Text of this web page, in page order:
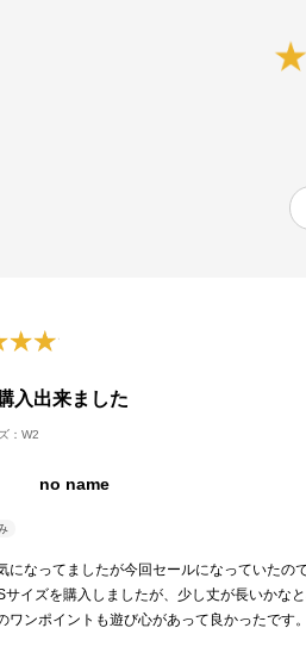
入出来ました
：W2
no name
になってましたが今回セールになっていたの
サイズを購入しましたが、少し丈が長いかな
ワンポイントも遊び心があって良かったです。